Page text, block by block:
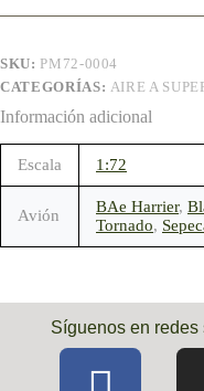
SKU: PM72-0004
CATEGORÍAS: AIRE A
Información adicional
Escala 1:72
Avión BAe Harrier,
Tornado,
Síguenos en